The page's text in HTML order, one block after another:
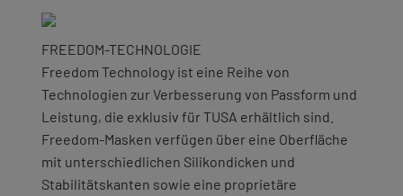
FREEDOM-TECHNOLOGIE
Freedom Technology ist eine Reihe von
Technologien zur Verbesserung von Passform und
Leistung, die exklusiv für TUSA erhältlich sind.
Freedom-Masken verfügen über eine Oberfläche
mit unterschiedlichen Silikondicken und
Stabilitätskanten sowie eine proprietäre